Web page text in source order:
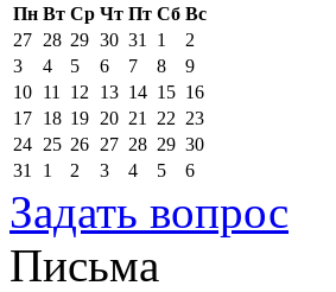
Пн Вт Ср Чт Пт Сб Вс
27 28 29 30 31 1
2
3
4 5 6 7 8
9
10 11 12 13 14 15 16
17 18 19 20 21 22 23
24 25 26 27 28 29 30
31
1 2 3 4 5 6
Задать вопрос
Письма